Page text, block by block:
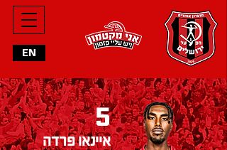
EN
5
איינאו פרדה